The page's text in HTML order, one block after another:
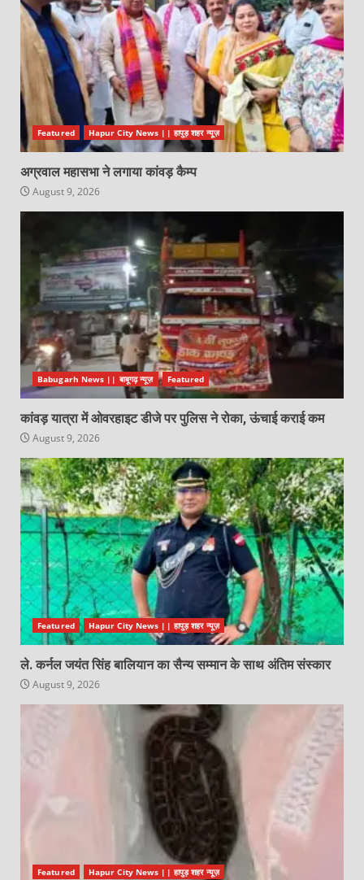
Featured Hapur City News || हापुड़ शहर न्यूज़
अग्रवाल महासभा ने लगाया कांवड़ कैम्प
August 9, 2026
Babugarh News || बाबूगढ़ न्यूज़ Featured
कांवड़ यात्रा में ओवरहाइट डीजे पर पुलिस ने रोका, ऊंचाई कराई कम
August 9, 2026
Featured Hapur City News || हापुड़ शहर न्यूज़
ले. कर्नल जयंत सिंह बालियान का सैन्य सम्मान के साथ अंतिम संस्कार
August 9, 2026
Featured Hapur City News || हापुड़ शहर न्यूज़